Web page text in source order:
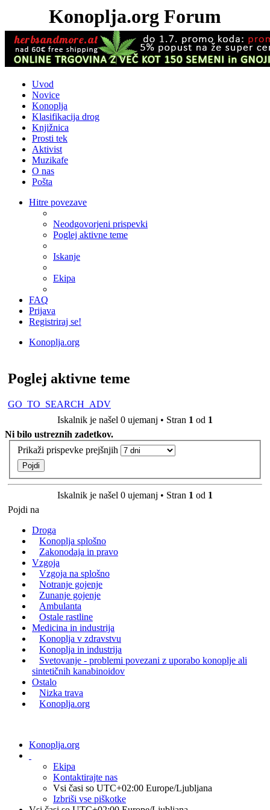
Konoplja.org Forum
Uvod
Novice
Konoplja
Klasifikacija drog
Knjižnica
Prosti tek
Aktivist
Muzikafe
O nas
Pošta
Hitre povezave
Neodgovorjeni prispevki
Poglej aktivne teme
Iskanje
Ekipa
FAQ
Prijava
Registriraj se!
Konoplja.org
Poglej aktivne teme
GO_TO_SEARCH_ADV
Iskalnik je našel 0 ujemanj • Stran 1 od 1
Ni bilo ustreznih zadetkov.
Prikaži prispevke prejšnjih
Iskalnik je našel 0 ujemanj • Stran 1 od 1
Pojdi na
Droga
Konoplja splošno
Zakonodaja in pravo
Vzgoja
Vzgoja na splošno
Notranje gojenje
Zunanje gojenje
Ambulanta
Ostale rastline
Medicina in industrija
Konoplja v zdravstvu
Konoplja in industrija
Svetovanje - problemi povezani z uporabo konoplje ali
sintetičnih kanabinoidov
Ostalo
Nizka trava
Konoplja.org
Konoplja.org
Ekipa
Kontaktirajte nas
Vsi časi so UTC+02:00 Europe/Ljubljana
Izbriši vse piškotke